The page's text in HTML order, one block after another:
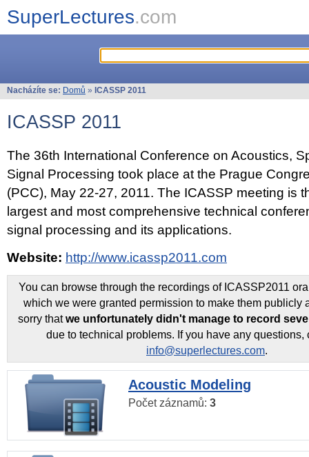
SuperLectures.com
Nacházíte se: Domů » ICASSP 2011
ICASSP 2011
The 36th International Conference on Acoustics,
Signal Processing took place at the Prague
(PCC), May 22-27, 2011. The ICASSP meeting is
largest and most comprehensive technical
signal processing and its applications.
Website: http://www.icassp2011.com
You can browse through the recordings of ICASSP2011
which we were granted permission to make them publicly
sorry thatwe unfortunately didn't manage to record
due to technical problems. If you have any questions,
info@superlectures.com.
Acoustic Modeling
Počet záznamů: 3